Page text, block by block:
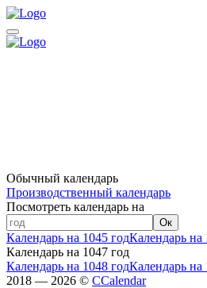
Обычный календарь
Производственный календарь
Посмотреть календарь на
Ок
Календарь на 1045 годКалендарь на
Календарь на 1047 год
Календарь на 1048 годКалендарь на
2018 — 2026 © CCalendar